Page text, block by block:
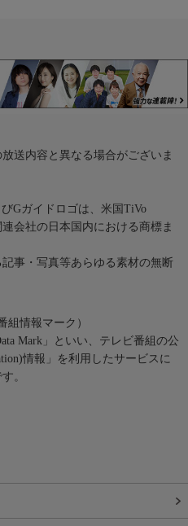
送内容と異なる場合がございま
Gガイドロゴは、米国TiVo
会社の日本国内における商標ま
事・写真等あらゆる素材の無断
組情報マーク）
Mark」といい、テレビ番組の公
情報」を利用したサービスに
。